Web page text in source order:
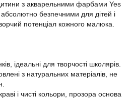
з акварельними фарбами Yes
безпечними для дітей і
потенціал кожного малюка.
ідеальні для творчості школярів.
з натуральних матеріалів, не
і чисті кольори, прозора основа